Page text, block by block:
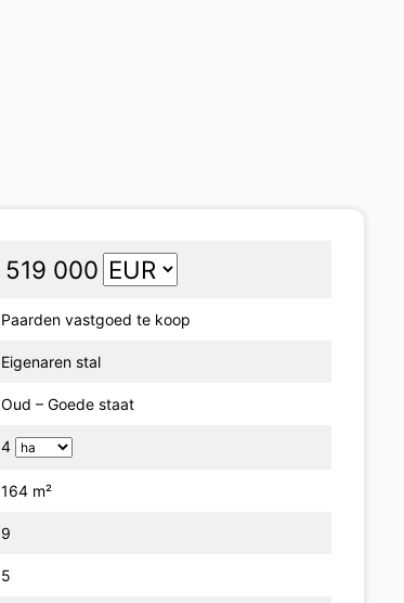
519 000
Paarden vastgoed te koop
Eigenaren stal
Oud – Goede staat
4
164 m²
9
5